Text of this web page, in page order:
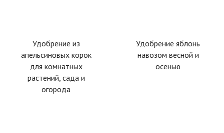
Удобрение из
апельсиновых корок
для комнатных
растений, сада и
огорода
Удобрение яблонь
навозом весной и
осенью